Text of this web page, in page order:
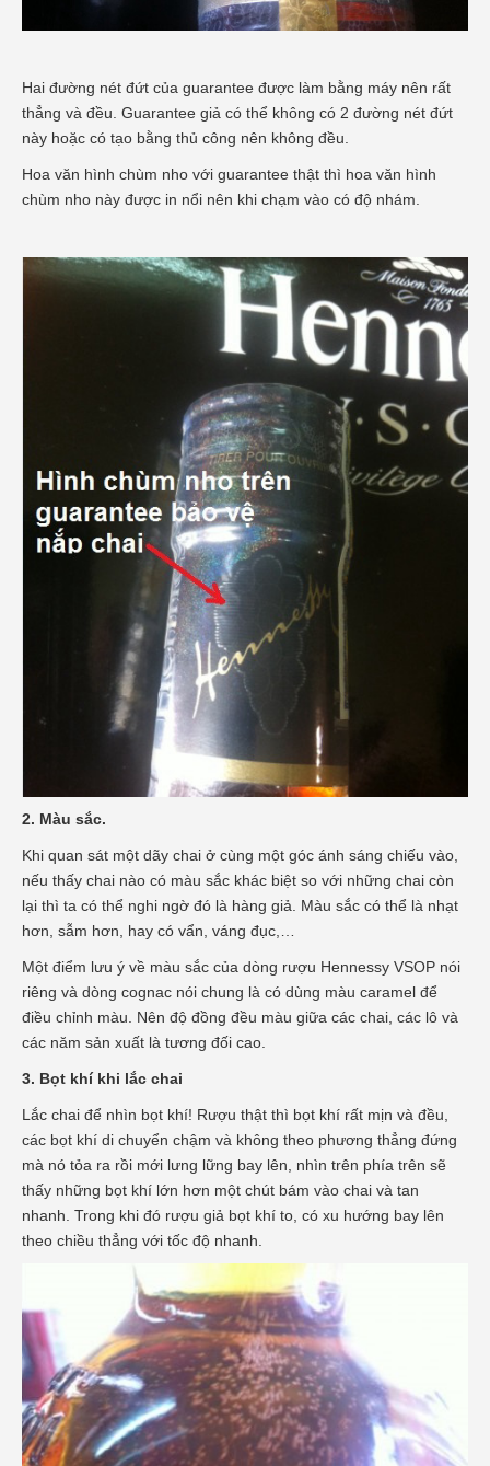
Hai đường nét đứt của guarantee được làm bằng máy nên rất
thẳng và đều. Guarantee giả có thể không có 2 đường nét đứt
này hoặc có tạo bằng thủ công nên không đều.
Hoa văn hình chùm nho với guarantee thật thì hoa văn hình
chùm nho này được in nổi nên khi chạm vào có độ nhám.
2. Màu sắc.
Khi quan sát một dãy chai ở cùng một góc ánh sáng chiếu vào,
nếu thấy chai nào có màu sắc khác biệt so với những chai còn
lại thì ta có thể nghi ngờ đó là hàng giả. Màu sắc có thể là nhạt
hơn, sẫm hơn, hay có vẩn, váng đục,…
Một điểm lưu ý về màu sắc của dòng rượu Hennessy VSOP nói
riêng và dòng cognac nói chung là có dùng màu caramel để
điều chỉnh màu. Nên độ đồng đều màu giữa các chai, các lô và
các năm sản xuất là tương đối cao.
3. Bọt khí khi lắc chai
Lắc chai để nhìn bọt khí! Rượu thật thì bọt khí rất mịn và đều,
các bọt khí di chuyển chậm và không theo phương thẳng đứng
mà nó tỏa ra rồi mới lưng lững bay lên, nhìn trên phía trên sẽ
thấy những bọt khí lớn hơn một chút bám vào chai và tan
nhanh. Trong khi đó rượu giả bọt khí to, có xu hướng bay lên
theo chiều thẳng với tốc độ nhanh.